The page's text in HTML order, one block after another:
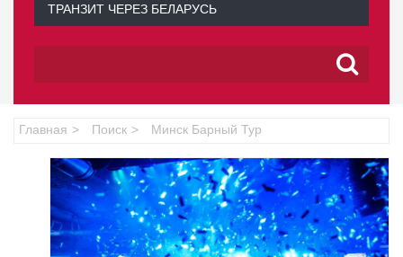
ТРАНЗИТ ЧЕРЕЗ БЕЛАРУСЬ
Главная Поиск Минск Барный Тур